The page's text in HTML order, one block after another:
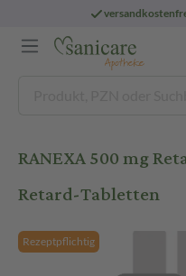
RANEXA 500 mg
Retard-Tabletten
Rezeptpflichtig